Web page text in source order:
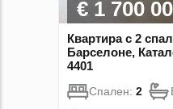
€ 1 700
Квартира с 2
Барселоне,
4401
Спален: 2